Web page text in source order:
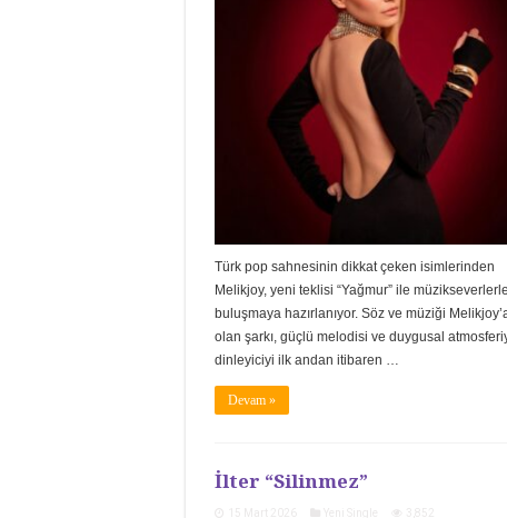
Türk pop sahnesinin dikkat çeken isimlerinden
Melikjoy, yeni teklisi “Yağmur” ile müzikseverlerle
buluşmaya hazırlanıyor. Söz ve müziği
olan şarkı, güçlü melodisi ve duygusal
dinleyiciyi ilk andan itibaren …
Devam »
İlter “Silinmez”